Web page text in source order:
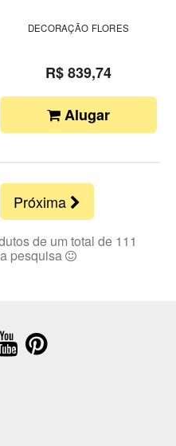
DECORAÇÃO FLORES
R$ 839,74
Alugar
Próxima
de um total de 111
pesquisa